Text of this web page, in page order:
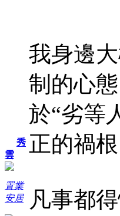
秀
雲
置業
安居
我身邊
制的心
於“劣等
正的禍根
凡事都